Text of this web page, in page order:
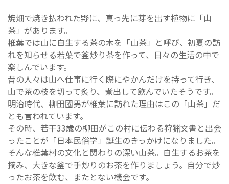
焼畑で焼き払われた野に、真っ先に芽を出す植物に「山
茶」があります。
椎葉では山に自生する茶の木を「山茶」と呼び、初夏の訪
れを知らせる若葉で釜炒り茶を作って、日々の生活の中で
楽しんでいます。
昔の人々は山へ仕事に行く際にやかんだけを持って行き、
山で茶の枝を切って炙り、煮出して飲んでいたそうです。
明治時代、柳田國男が椎葉に訪れた理由はこの「山茶」だ
とも言われています。
その時、若干33歳の柳田がこの村に伝わる狩猟文書と出会
ったことが「日本民俗学」誕生のきっかけになりました。
そんな椎葉村の文化と関わりの深い山茶。自生するお茶を
摘み、大きな釜で手炒りのお茶を作りましょう。自分で炒
ったお茶を飲む、またとない機会です。